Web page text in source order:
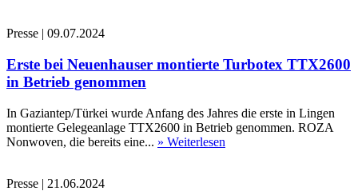
Presse | 09.07.2024
Erste bei Neuenhauser montierte Turbotex TTX2600
in Betrieb genommen
In Gaziantep/Türkei wurde Anfang des Jahres die erste in Lingen
montierte Gelegeanlage TTX2600 in Betrieb genommen. ROZA
Nonwoven, die bereits eine... » Weiterlesen
Presse | 21.06.2024